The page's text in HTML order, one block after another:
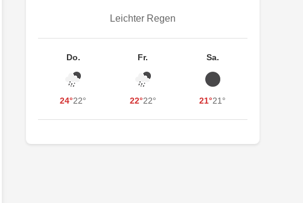
Leichter Regen
Do.
24°22°
Fr.
22°22°
Sa.
21°21°